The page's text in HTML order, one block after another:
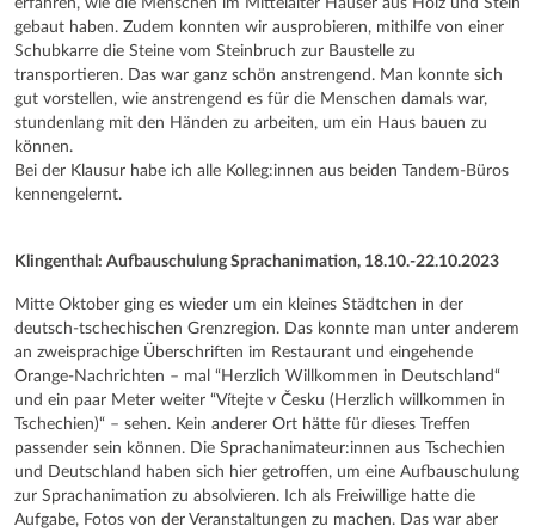
erfahren, wie die Menschen im Mittelalter Häuser aus Holz und Stein
gebaut haben. Zudem konnten wir ausprobieren, mithilfe von einer
Schubkarre die Steine vom Steinbruch zur Baustelle zu
transportieren. Das war ganz schön anstrengend. Man konnte sich
gut vorstellen, wie anstrengend es für die Menschen damals war,
stundenlang mit den Händen zu arbeiten, um ein Haus bauen zu
können.
Bei der Klausur habe ich alle Kolleg:innen aus beiden Tandem-Büros
kennengelernt.
Klingenthal: Aufbauschulung Sprachanimation, 18.10.-22.10.2023
Mitte Oktober ging es wieder um ein kleines Städtchen in der
deutsch-tschechischen Grenzregion. Das konnte man unter anderem
an zweisprachige Überschriften im Restaurant und eingehende
Orange-Nachrichten – mal “Herzlich Willkommen in Deutschland“
und ein paar Meter weiter “Vítejte v Česku (Herzlich willkommen in
Tschechien)“ – sehen. Kein anderer Ort hätte für dieses Treffen
passender sein können. Die Sprachanimateur:innen aus Tschechien
und Deutschland haben sich hier getroffen, um eine Aufbauschulung
zur Sprachanimation zu absolvieren. Ich als Freiwillige hatte die
Aufgabe, Fotos von der Veranstaltungen zu machen. Das war aber